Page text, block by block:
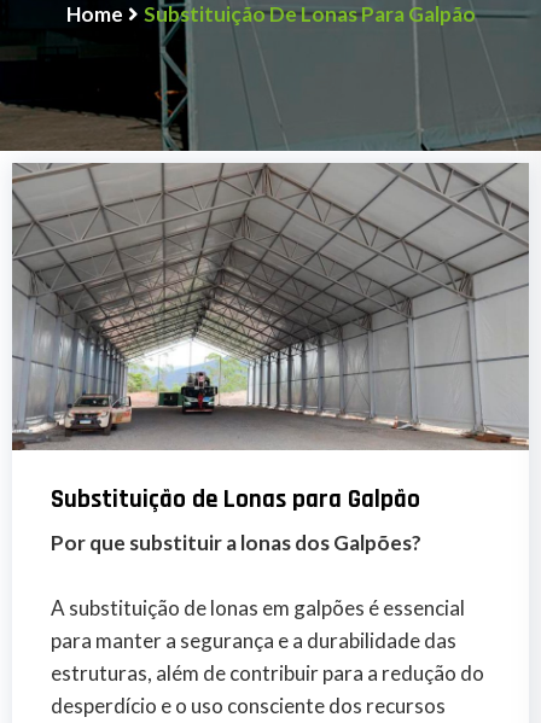
Home Substituição De Lonas Para Galpão
Substituição de Lonas para Galpão
Por que substituir a lonas dos Galpões?
A substituição de lonas em galpões é essencial
para manter a segurança e a durabilidade das
estruturas, além de contribuir para a redução do
desperdício e o uso consciente dos recursos